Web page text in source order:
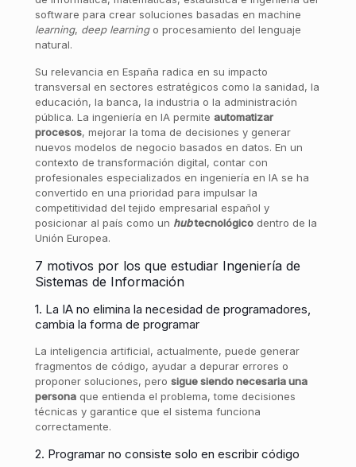
software para crear soluciones basadas en machine
learning, deep learningo procesamiento del lenguaje
natural.
Su relevancia en España radica en su impacto
transversal en sectores estratégicos como la sanidad, la
educación, la banca, la industria o la administración
pública. La ingeniería en IA permite automatizar
procesos, mejorar la toma de decisiones y generar
nuevos modelos de negocio basados en datos. En un
contexto de transformación digital, contar con
profesionales especializados en ingeniería en IA se ha
convertido en una prioridad para impulsar la
competitividad del tejido empresarial español y
posicionar al país como un hubtecnológicodentro de la
Unión Europea.
7 motivos por los que estudiar Ingeniería de
Sistemas de Información
1. La IA no elimina la necesidad de programadores,
cambia la forma de programar
La inteligencia artificial, actualmente, puede generar
fragmentos de código, ayudar a depurar errores o
proponer soluciones, pero sigue siendo necesaria una
personaque entienda el problema, tome decisiones
técnicas y garantice que el sistema funciona
correctamente.
2. Programar no consiste solo en escribir código